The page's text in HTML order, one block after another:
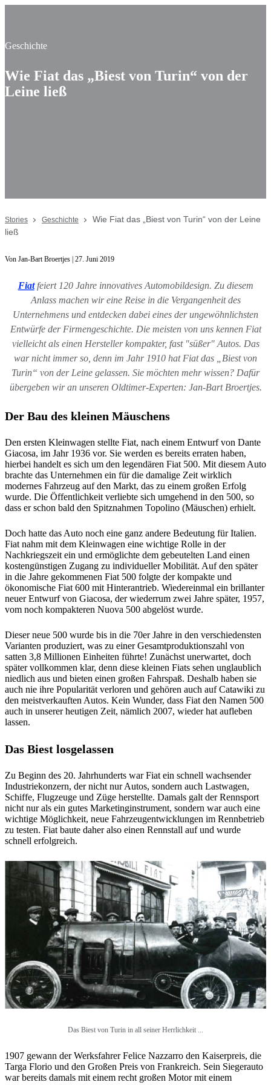
Geschichte
Wie Fiat das „Biest von Turin“ von der
Leine ließ
Stories Geschichte
Wie Fiat das „Biest von Turin“ von der Leine
ließ
Von Jan-Bart Broertjes | 27. Juni 2019
Fiat feiert 120 Jahre innovatives Automobildesign. Zu diesem
Anlass machen wir eine Reise in die Vergangenheit des
Unternehmens und entdecken dabei eines der ungewöhnlichsten
Entwürfe der Firmengeschichte. Die meisten von uns kennen Fiat
vielleicht als einen Hersteller kompakter, fast "süßer" Autos. Das
war nicht immer so, denn im Jahr 1910 hat Fiat das „Biest von
Turin“ von der Leine gelassen. Sie möchten mehr wissen? Dafür
übergeben wir an unseren Oldtimer-Experten: Jan-Bart Broertjes.
Der Bau des kleinen Mäuschens
Den ersten Kleinwagen stellte Fiat, nach einem Entwurf von Dante
Giacosa, im Jahr 1936 vor. Sie werden es bereits erraten haben,
hierbei handelt es sich um den legendären Fiat 500. Mit diesem Auto
brachte das Unternehmen ein für die damalige Zeit wirklich
modernes Fahrzeug auf den Markt, das zu einem großen Erfolg
wurde. Die Öffentlichkeit verliebte sich umgehend in den 500, so
dass er schon bald den Spitznahmen Topolino (Mäuschen) erhielt.
Doch hatte das Auto noch eine ganz andere Bedeutung für Italien.
Fiat nahm mit dem Kleinwagen eine wichtige Rolle in der
Nachkriegszeit ein und ermöglichte dem gebeutelten Land einen
kostengünstigen Zugang zu individueller Mobilität. Auf den später
in die Jahre gekommenen Fiat 500 folgte der kompakte und
ökonomische Fiat 600 mit Hinterantrieb. Wiedereinmal ein brillanter
neuer Entwurf von Giacosa, der wiederrum zwei Jahre später, 1957,
vom noch kompakteren Nuova 500 abgelöst wurde.
Dieser neue 500 wurde bis in die 70er Jahre in den verschiedensten
Varianten produziert, was zu einer Gesamtproduktionszahl von
satten 3,8 Millionen Einheiten führte! Zunächst unerwartet, doch
später vollkommen klar, denn diese kleinen Fiats sehen unglaublich
niedlich aus und bieten einen großen Fahrspaß. Deshalb haben sie
auch nie ihre Popularität verloren und gehören auch auf Catawiki zu
den meistverkauften Autos. Kein Wunder, dass Fiat den Namen 500
auch in unserer heutigen Zeit, nämlich 2007, wieder hat aufleben
lassen.
Das Biest losgelassen
Zu Beginn des 20. Jahrhunderts war Fiat ein schnell wachsender
Industriekonzern, der nicht nur Autos, sondern auch Lastwagen,
Schiffe, Flugzeuge und Züge herstellte. Damals galt der Rennsport
nicht nur als ein gutes Marketinginstrument, sondern war auch eine
wichtige Möglichkeit, neue Fahrzeugentwicklungen im Rennbetrieb
zu testen. Fiat baute daher also einen Rennstall auf und wurde
schnell erfolgreich.
Das Biest von Turin in all seiner Herrlichkeit ...
1907 gewann der Werksfahrer Felice Nazzarro den Kaiserpreis, die
Targa Florio und den Großen Preis von Frankreich. Sein Siegerauto
war bereits damals mit einem recht großen Motor mit einem